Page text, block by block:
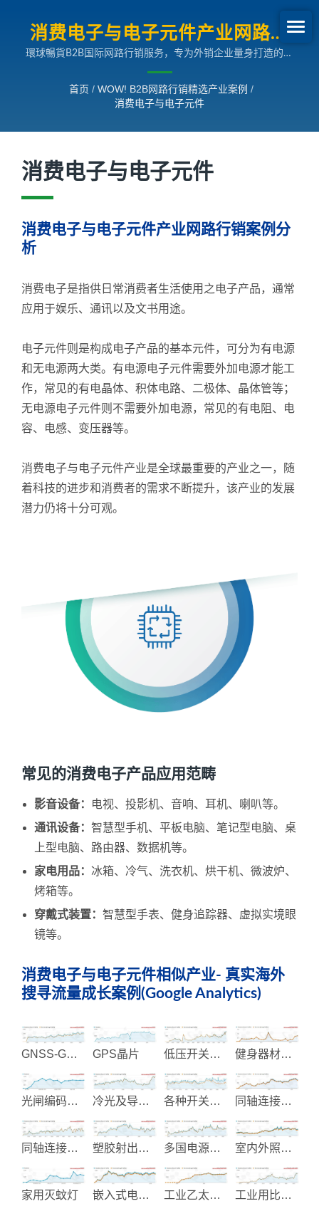
消费电子与电子元件产业网路行
销案例分析| B2B网路行销SEO成
长案例
環球暢貨B2B国际网路行销服务，专为外销企业量身打造的多
首页 / WOW! B2B网路行销精选产业案例 /
消费电子与电子元件
消费电子与电子元件
消费电子与电子元件产业网路行销案例分
析
消费电子是指供日常消费者生活使用之电子产品，通常
应用于娱乐、通讯以及文书用途。
电子元件则是构成电子产品的基本元件，可分为有电源
和无电源两大类。有电源电子元件需要外加电源才能工
作，常见的有电晶体、积体电路、二极体、晶体管等；
无电源电子元件则不需要外加电源，常见的有电阻、电
容、电感、变压器等。
消费电子与电子元件产业是全球最重要的产业之一，随
着科技的进步和消费者的需求不断提升，该产业的发展
潜力仍将十分可观。
常见的消费电子产品应用范畴
影音设备：
电视、投影机、音响、耳机、喇叭等。
通讯设备： 智慧型手机、平板电脑、笔记型电脑、桌
上型电脑、路由器、数据机等。
家电用品： 冰箱、冷气、洗衣机、烘干机、微波炉、
烤箱等。
穿戴式装置： 智慧型手表、健身追踪器、虚拟实境眼
镜等。
消费电子与电子元件相似产业- 真实海外
搜寻流量成长案例(Google Analytics)
GNSS-GPS系统整合 GPS晶片 低压开关和断路器系统 健身器材显示仪表控制
光闸编码设备 冷光及导光面板 各种开关制造 同轴连接器-射频连接器
同轴连接器设计制造 塑胶射出和EMS电子代工 多国电源线制造 室内外照明设备
家用灭蚊灯 嵌入式电脑和工业电脑 工业乙太网路和物联网通信 工业用比流器-比压器-变压器